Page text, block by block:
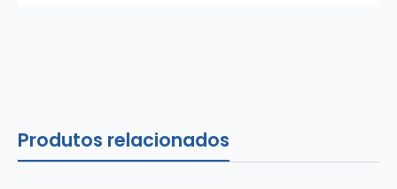
Produtos relacionados